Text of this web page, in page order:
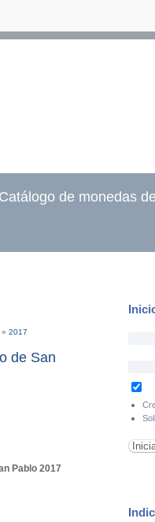
Catálogo de monedas
» 2017
de San
Pablo 2017